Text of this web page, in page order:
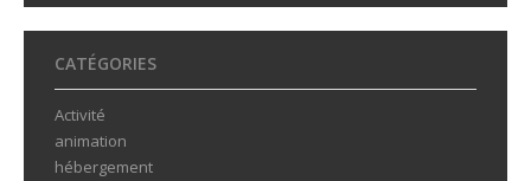
CATÉGORIES
Activité
animation
hébergement